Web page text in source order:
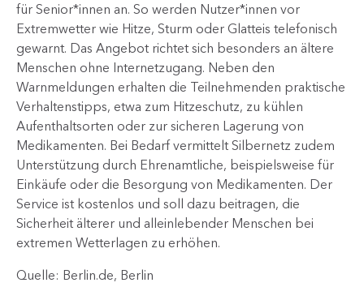
für Senior*innen an. So werden Nutzer*innen vor
Extremwetter wie Hitze, Sturm oder Glatteis telefonisch
gewarnt. Das Angebot richtet sich besonders an ältere
Menschen ohne Internetzugang. Neben den
Warnmeldungen erhalten die Teilnehmenden praktische
Verhaltenstipps, etwa zum Hitzeschutz, zu kühlen
Aufenthaltsorten oder zur sicheren Lagerung von
Medikamenten. Bei Bedarf vermittelt Silbernetz zudem
Unterstützung durch Ehrenamtliche, beispielsweise für
Einkäufe oder die Besorgung von Medikamenten. Der
Service ist kostenlos und soll dazu beitragen, die
Sicherheit älterer und alleinlebender Menschen bei
extremen Wetterlagen zu erhöhen.​
Quelle: Berlin.de, Berlin